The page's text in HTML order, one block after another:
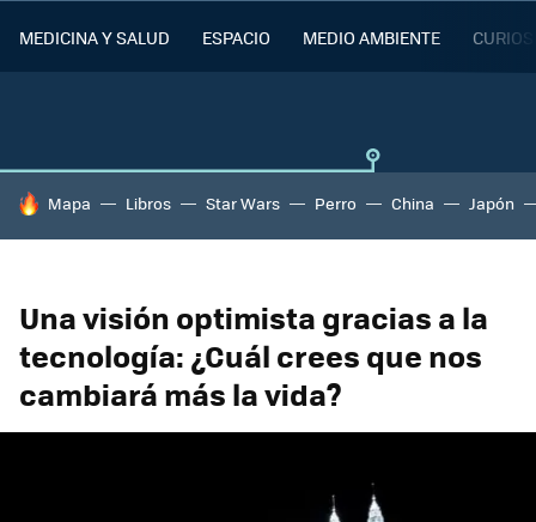
MEDICINA Y SALUD ESPACIO MEDIO AMBIENTE
HOY SE HABLA DE
Mapa Libros Star Wars Perro China Japón
Una visión optimista gracias a la
tecnología: ¿Cuál crees que nos
cambiará más la vida?